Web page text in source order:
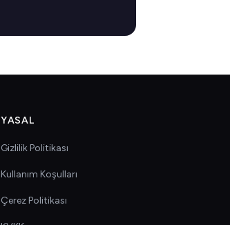
YASAL
Gizlilik Politikası
Kullanım Koşulları
Çerez Politikası